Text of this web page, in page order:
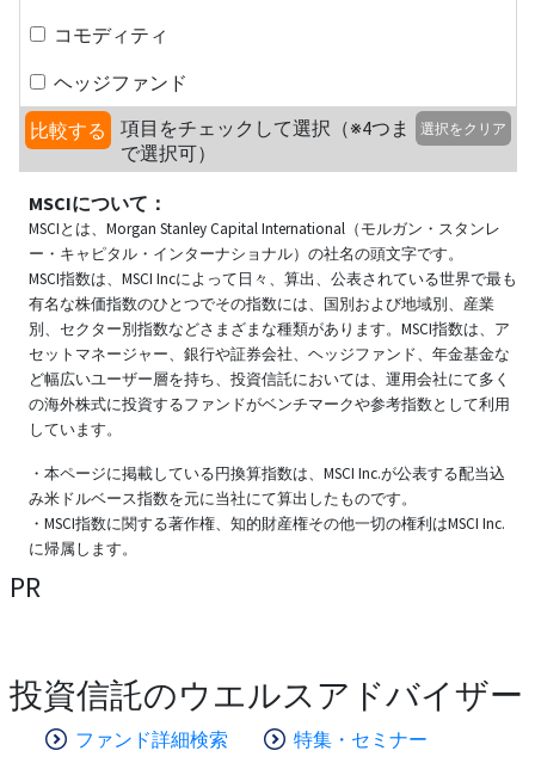
コモディティ
ヘッジファンド
比較する
項目をチェックして選択（※4つま
で選択可）
選択をクリア
MSCIについて：
MSCIとは、Morgan Stanley Capital International（モルガン・スタンレ
ー・キャピタル・インターナショナル）の社名の頭文字です。
MSCI指数は、MSCI Incによって日々、算出、公表されている世界で最も
有名な株価指数のひとつでその指数には、国別および地域別、産業
別、セクター別指数などさまざまな種類があります。MSCI指数は、ア
セットマネージャー、銀行や証券会社、ヘッジファンド、年金基金な
ど幅広いユーザー層を持ち、投資信託においては、運用会社にて多く
の海外株式に投資するファンドがベンチマークや参考指数として利用
しています。
・本ページに掲載している円換算指数は、MSCI Inc.が公表する配当込
み米ドルベース指数を元に当社にて算出したものです。
・MSCI指数に関する著作権、知的財産権その他一切の権利はMSCI Inc.
に帰属します。
PR
投資信託のウエルスアドバイザー
ファンド詳細検索
特集・セミナー